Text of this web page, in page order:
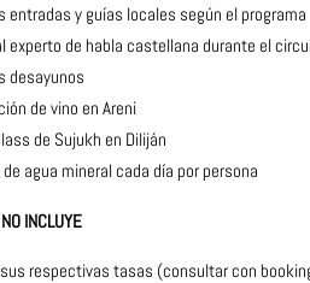
entradas y guías locales según el programa
experto de habla castellana durante el
desayunos
de vino en Areni
de Sujukh en Diliján
agua mineral cada día por persona
INCLUYE
respectivas tasas (consultar con